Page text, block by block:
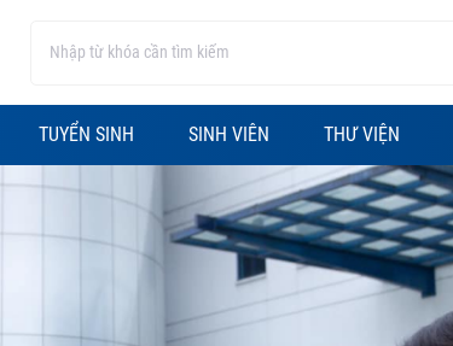
TUYỂN SINH SINH VIÊN THƯ VIỆN